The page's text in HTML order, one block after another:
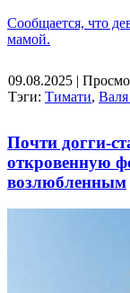
Сообщается, что
мамой.
09.08.2025 |
Тэги: Тимати,
Почти догги-
откровенную
возлюбленным